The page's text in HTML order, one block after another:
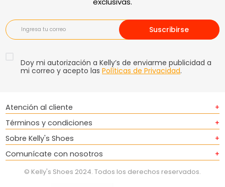
Suscribirse
Doy mi autorización a Kelly’s de enviarme publicidad a
mi correo y acepto lasPolíticas de Privacidad.
Atención al cliente
+
Términos y condiciones
+
Sobre Kelly's Shoes
+
Comunícate con nosotros
+
© Kelly's Shoes 2024. Todos los derechos reservados.